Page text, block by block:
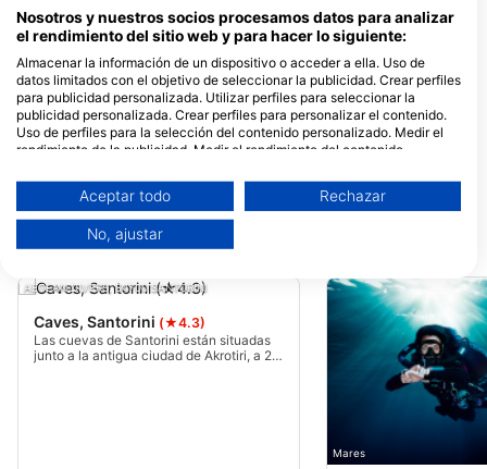
Dive Centers que ofrecen servicios en
este lugar de buceo
DIVE SAFARI, Βασίλης
Τσατσανίδης
Puntos de inmersión cercanos
AEGEAN DIVERS, 84700 SANTORINI
Caves, Santorini (★4.3)
Las cuevas de Santorini están situadas
junto a la antigua ciudad de Akrotiri, a 20
Mares
Nosotros y nuestros socios procesamos datos para analizar
el rendimiento del sitio web y para hacer lo siguiente:
Almacenar la información de un dispositivo o acceder a ella. Uso de
datos limitados con el objetivo de seleccionar la publicidad. Crear perfiles
para publicidad personalizada. Utilizar perfiles para seleccionar la
publicidad personalizada. Crear perfiles para personalizar el contenido.
Uso de perfiles para la selección del contenido personalizado. Medir el
rendimiento de la publicidad. Medir el rendimiento del contenido.
combinación de datos procedentes de diferentes fuentes. Desarrollo y
mejora de los servicios. Uso de datos limitados con el objetivo de
seleccionar el contenido.
Puede encontrar más información sobre el uso de datos por parte de
Los datos pueden compartirse fuera de la Unión Europea y enviarse a EE.
UU.
Su consentimiento y la política cookie se aplican únicamente a este sitio
web/aplicación.
Ver lista de socios (1 Proveedores de IAB)
Almacenar la información en un dispositivo
Aceptar todo Rechazar
No, ajustar